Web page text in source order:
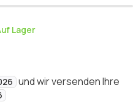
Lager
und wir versenden Ihre